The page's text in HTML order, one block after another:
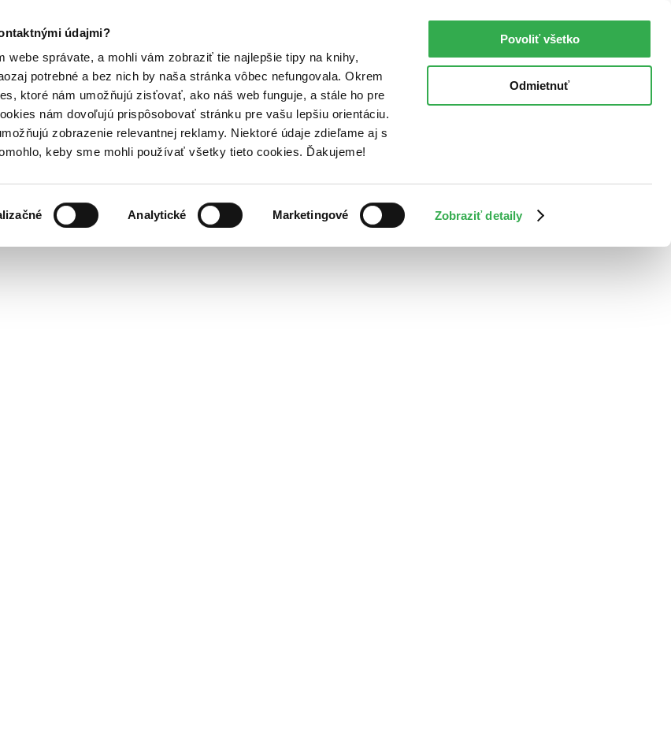
údajmi?
webe správate, a mohli vám zobraziť tie najlepšie tipy na knihy,
potrebné a bez nich by naša stránka vôbec nefungovala. Okrem
ktoré nám umožňujú zisťovať, ako náš web funguje, a stále ho pre
nám dovoľujú prispôsobovať stránku pre vašu lepšiu orientáciu.
zobrazenie relevantnej reklamy. Niektoré údaje zdieľame aj s
keby sme mohli používať všetky tieto cookies. Ďakujeme!
Analytické Marketingové Zobraziť detaily
Povoliť všetko
Odmietnuť